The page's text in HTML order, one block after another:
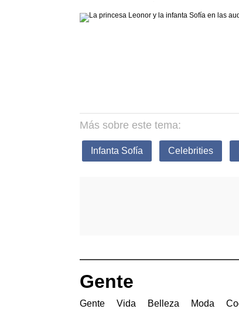
Más sobre este tema:
Infanta Sofía Celebrities
Gente
Gente Vida Belleza Moda